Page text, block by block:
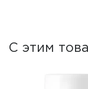
С этим